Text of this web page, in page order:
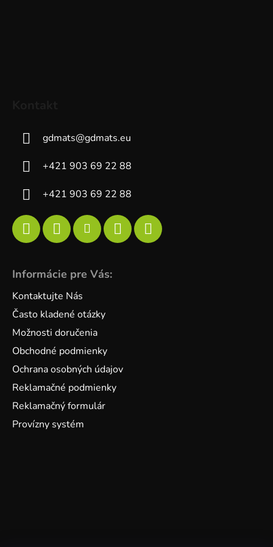
gdmats@gdmats.eu
+421 903 69 22 88
+421 903 69 22 88
Informácie pre Vás:
Kontaktujte Nás
Často kladené otázky
Možnosti doručenia
Obchodné podmienky
Ochrana osobných údajov
Reklamačné podmienky
Reklamačný formulár
Provízny systém